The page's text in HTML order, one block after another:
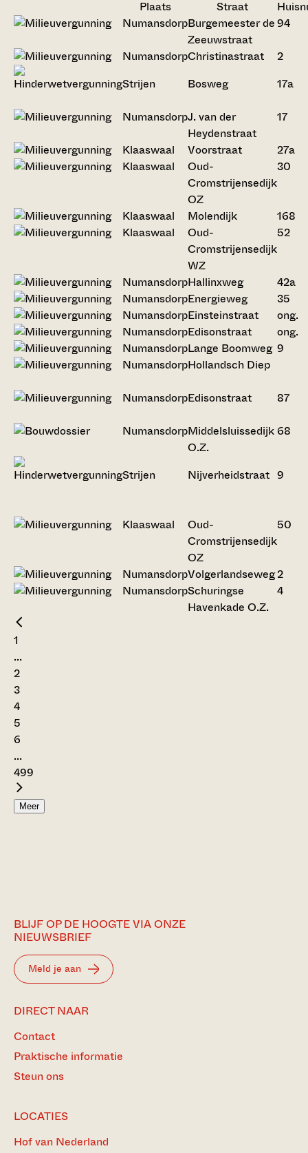
Plaats Straat
NumansdorpBurgemeester de
Zeeuwstraat
94
NumansdorpChristinastraat
2
Strijen
Bosweg 17a
NumansdorpJ. van der
Heydenstraat
17
Klaaswaal Voorstraat
27a
Klaaswaal
Oud-
Cromstrijensedijk
OZ
30
Klaaswaal Molendijk
168
Klaaswaal
Oud-
Cromstrijensedijk
WZ
52
NumansdorpHallinxweg
42a
NumansdorpEnergieweg
35
NumansdorpEinsteinstraat
ong.
NumansdorpEdisonstraat
ong.
NumansdorpLange Boomweg 9
NumansdorpHollandsch Diep
NumansdorpEdisonstraat 87
NumansdorpMiddelsluissedijk
O.Z.
68
Strijen Nijverheidstraat 9
Klaaswaal
Oud-
Cromstrijensedijk
OZ
50
NumansdorpVolgerlandseweg2
NumansdorpSchuringse
Havenkade O.Z.
4
1
...
2
3
4
5
6
...
499
Meer
BLIJF OP DE HOOGTE VIA ONZE
NIEUWSBRIEF
Meld je aan
DIRECT NAAR
Contact
Praktische informatie
Steun ons
LOCATIES
Hof van Nederland